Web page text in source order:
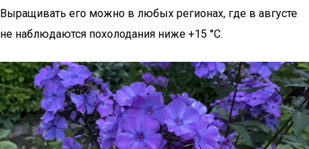
Выращивать его можно в любых регионах, где в августе
не наблюдаются похолодания ниже +15 °С.